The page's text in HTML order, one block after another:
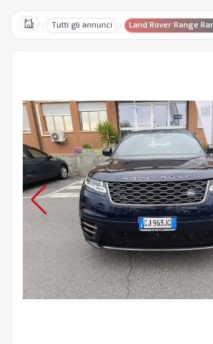
HomeTutti gli annunci Land Rover Range